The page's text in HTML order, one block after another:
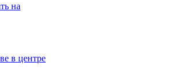
на
в центре